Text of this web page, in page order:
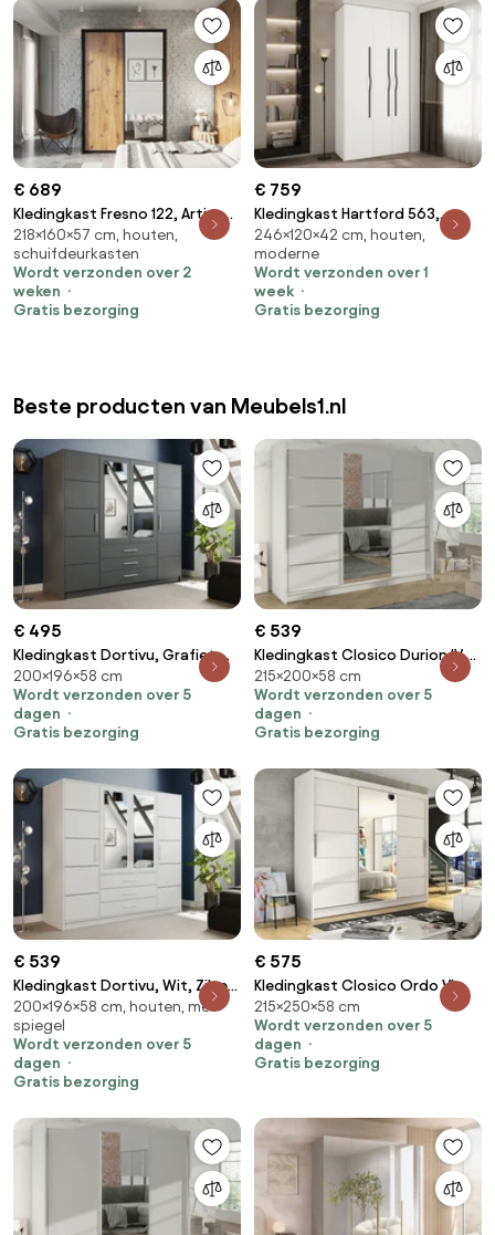
€ 689
Kledingkast Fresno 122, Artisan
eiken, Zwart, 218x160x57cm, 167
kg, Kledingkast deuren:
Schuivend, Aantal planken: 5,
Aantal planken: 5
218×160×57 cm, houten,
schuifdeurkasten
Wordt verzonden over 2
weken
Gratis bezorging
€ 759
Kledingkast Hartford 563,
Zwart, Wit, 246x120x42cm, 114
kg, Kledingkast deuren: Met
scharnieren, Aantal planken: 6,
Aantal planken: 6
246×120×42 cm, houten,
moderne
Wordt verzonden over 1
week
Gratis bezorging
Beste producten van Meubels1.nl
€ 495
Kledingkast Dortivu, Grafiet,
Zilver, 200x196x58cm, 174 kg,
Kledingkast deuren: Met
scharnieren
200×196×58 cm
Wordt verzonden over 5
dagen
Gratis bezorging
€ 539
Kledingkast Closico Durion IV,
Wit, 215x200x58cm, 171 kg,
Kledingkast deuren: Schuivend,
Aantal planken: 9, Aantal
215×200×58 cm
Wordt verzonden over 5
dagen
Gratis bezorging
€ 539
Kledingkast Dortivu, Wit, Zilver,
200x196x58cm, 174 kg,
Kledingkast deuren: Met
scharnieren
200×196×58 cm, houten, met
spiegel
Wordt verzonden over 5
dagen
Gratis bezorging
€ 575
Kledingkast Closico Ordo VI,
Wit, 215x250x58cm, 203 kg,
Kledingkast deuren: Schuivend,
Aantal planken: 9, Aantal
planken: 9
215×250×58 cm
Wordt verzonden over 5
dagen
Gratis bezorging